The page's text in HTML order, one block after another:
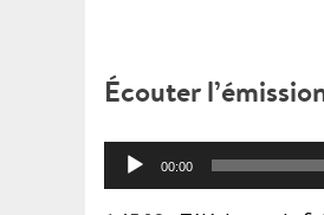
Écouter
Lecteur
00:00